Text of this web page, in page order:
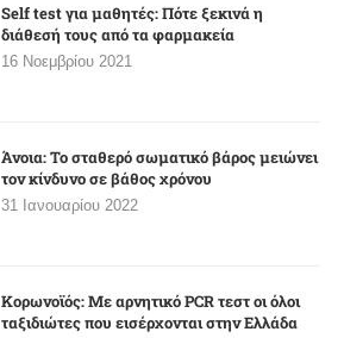
Self test για μαθητές: Πότε ξεκινά η
διάθεσή τους από τα φαρμακεία
16 Νοεμβρίου 2021
Άνοια: Το σταθερό σωματικό βάρος μειώνει
τον κίνδυνο σε βάθος χρόνου
31 Ιανουαρίου 2022
Κορωνοϊός: Με αρνητικό PCR τεστ οι όλοι
ταξιδιώτες που εισέρχονται στην Ελλάδα